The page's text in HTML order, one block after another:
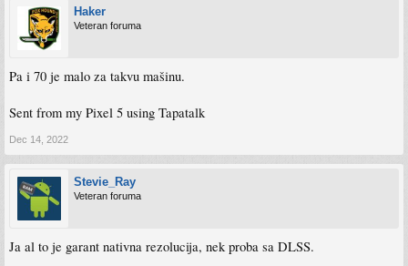
Haker
Veteran foruma
Pa i 70 je malo za takvu mašinu.
Sent from my Pixel 5 using Tapatalk
Dec 14, 2022
Stevie_Ray
Veteran foruma
Ja al to je garant nativna rezolucija, nek proba sa DLSS.